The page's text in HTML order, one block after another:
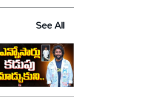
See All